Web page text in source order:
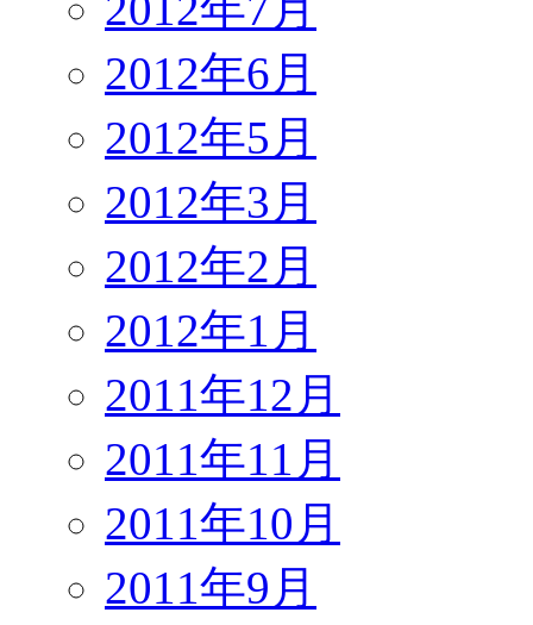
2012年6月
2012年5月
2012年3月
2012年2月
2012年1月
2011年12月
2011年11月
2011年10月
2011年9月